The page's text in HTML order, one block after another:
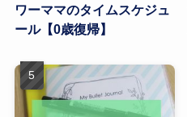
ワーママのタイムスケジュ
ール【0歳復帰】